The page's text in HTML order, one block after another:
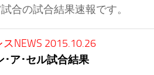
合の試合結果速報です。
NEWS 2015.10.26
･ア･セル試合結果